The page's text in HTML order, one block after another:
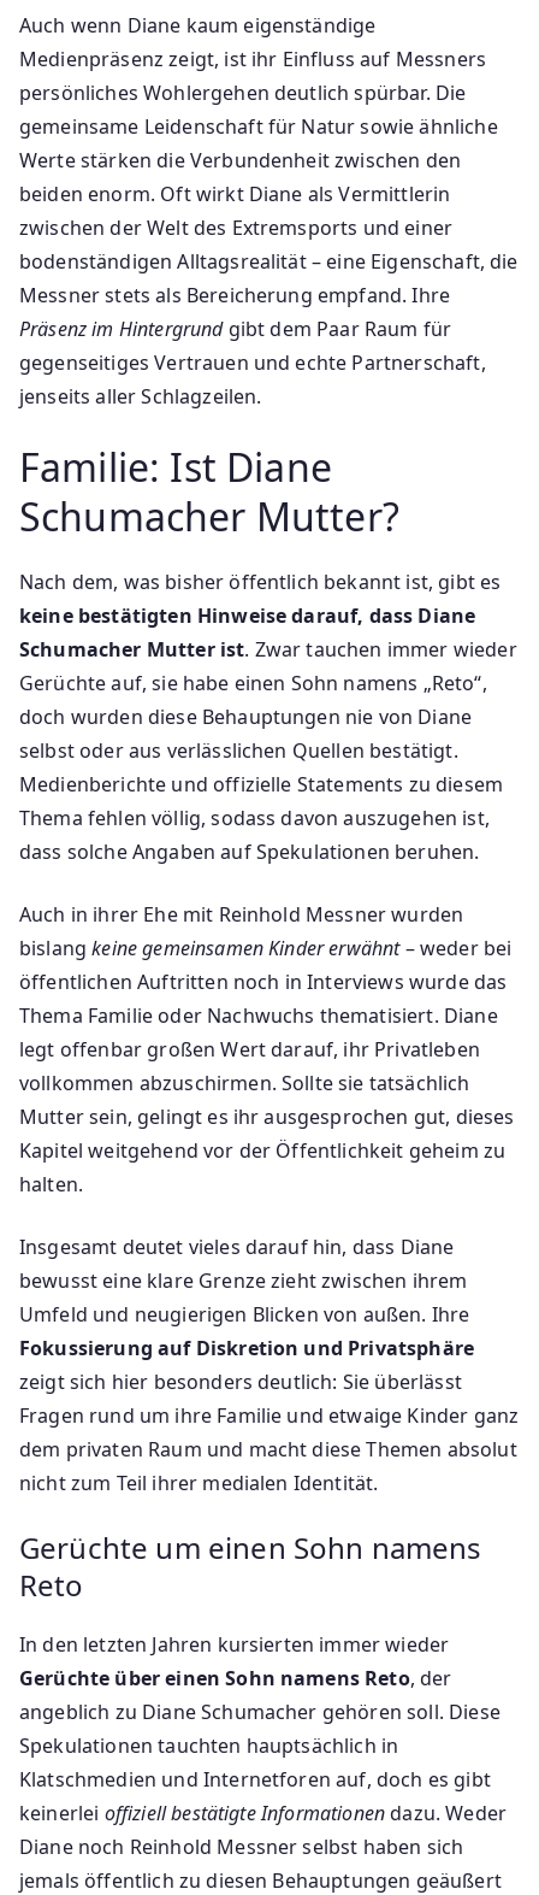
Auch wenn Diane kaum eigenständige
Medienpräsenz zeigt, ist ihr Einfluss auf Messners
persönliches Wohlergehen deutlich spürbar. Die
gemeinsame Leidenschaft für Natur sowie ähnliche
Werte stärken die Verbundenheit zwischen den
beiden enorm. Oft wirkt Diane als Vermittlerin
zwischen der Welt des Extremsports und einer
bodenständigen Alltagsrealität – eine Eigenschaft, die
Messner stets als Bereicherung empfand. Ihre
Präsenz im Hintergrundgibt dem Paar Raum für
gegenseitiges Vertrauen und echte Partnerschaft,
jenseits aller Schlagzeilen.
Familie: Ist Diane
Schumacher Mutter?
Nach dem, was bisher öffentlich bekannt ist, gibt es
keine bestätigten Hinweise darauf, dass Diane
Schumacher Mutter ist. Zwar tauchen immer wieder
Gerüchte auf, sie habe einen Sohn namens „Reto“,
doch wurden diese Behauptungen nie von Diane
selbst oder aus verlässlichen Quellen bestätigt.
Medienberichte und offizielle Statements zu diesem
Thema fehlen völlig, sodass davon auszugehen ist,
dass solche Angaben auf Spekulationen beruhen.
Auch in ihrer Ehe mit Reinhold Messner wurden
bislangkeine gemeinsamen Kinder erwähnt– weder bei
öffentlichen Auftritten noch in Interviews wurde das
Thema Familie oder Nachwuchs thematisiert. Diane
legt offenbar großen Wert darauf, ihr Privatleben
vollkommen abzuschirmen. Sollte sie tatsächlich
Mutter sein, gelingt es ihr ausgesprochen gut, dieses
Kapitel weitgehend vor der Öffentlichkeit geheim zu
halten.
Insgesamt deutet vieles darauf hin, dass Diane
bewusst eine klare Grenze zieht zwischen ihrem
Umfeld und neugierigen Blicken von außen. Ihre
Fokussierung auf Diskretion und Privatsphäre
zeigt sich hier besonders deutlich: Sie überlässt
Fragen rund um ihre Familie und etwaige Kinder ganz
dem privaten Raum und macht diese Themen absolut
nicht zum Teil ihrer medialen Identität.
Gerüchte um einen Sohn namens
Reto
In den letzten Jahren kursierten immer wieder
Gerüchte über einen Sohn namens Reto, der
angeblich zu Diane Schumacher gehören soll. Diese
Spekulationen tauchten hauptsächlich in
Klatschmedien und Internetforen auf, doch es gibt
keinerlei offiziell bestätigte Informationendazu. Weder
Diane noch Reinhold Messner selbst haben sich
jemals öffentlich zu diesen Behauptungen geäußert